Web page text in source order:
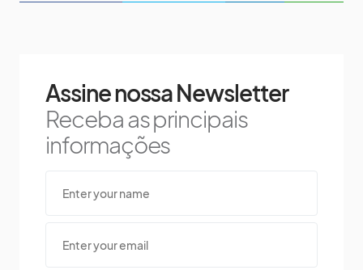
Assine nossa Newsletter
Receba as principais
informações